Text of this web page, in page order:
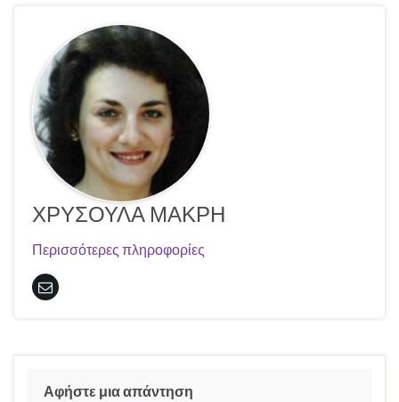
ΧΡΥΣΟΥΛΑ ΜΑΚΡΗ
Περισσότερες πληροφορίες
Αφήστε μια απάντηση